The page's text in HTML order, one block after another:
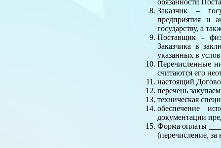
обязанности
Заказчик –
предприятия и
государству, а
Поставщик -
Заказчика в
указанных в
Перечисленные
считаются его
настоящий
перечень
техническая
обеспечение
документации
Форма оплаты
(перечисление, за